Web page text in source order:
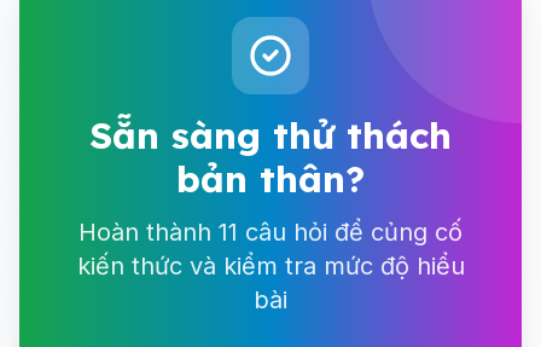
Sẵn sàng thử thách
bản thân?
Hoàn thành 11 câu hỏi để củng cố
kiến thức và kiểm tra mức độ hiểu
bài